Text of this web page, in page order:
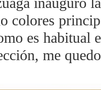
colores
es habitual
me